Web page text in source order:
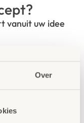
Over
vanuit uw idee
lijn